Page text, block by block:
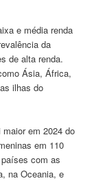
e média renda
da
de alta renda.
Ásia, África,
ilhas do
em 2024 do
em 110
com as
na Oceania, e